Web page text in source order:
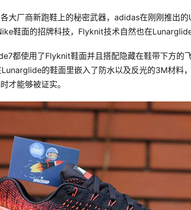
大厂商新跑鞋上的秘密武器，adidas在刚刚推出
鞋面的招牌科技，Flyknit技术自然也在
都使用了Flyknit鞋面并且搭配隐藏在鞋带下方的
的鞋面里嵌入了防水以及反光的3M材料
才能够被证实。